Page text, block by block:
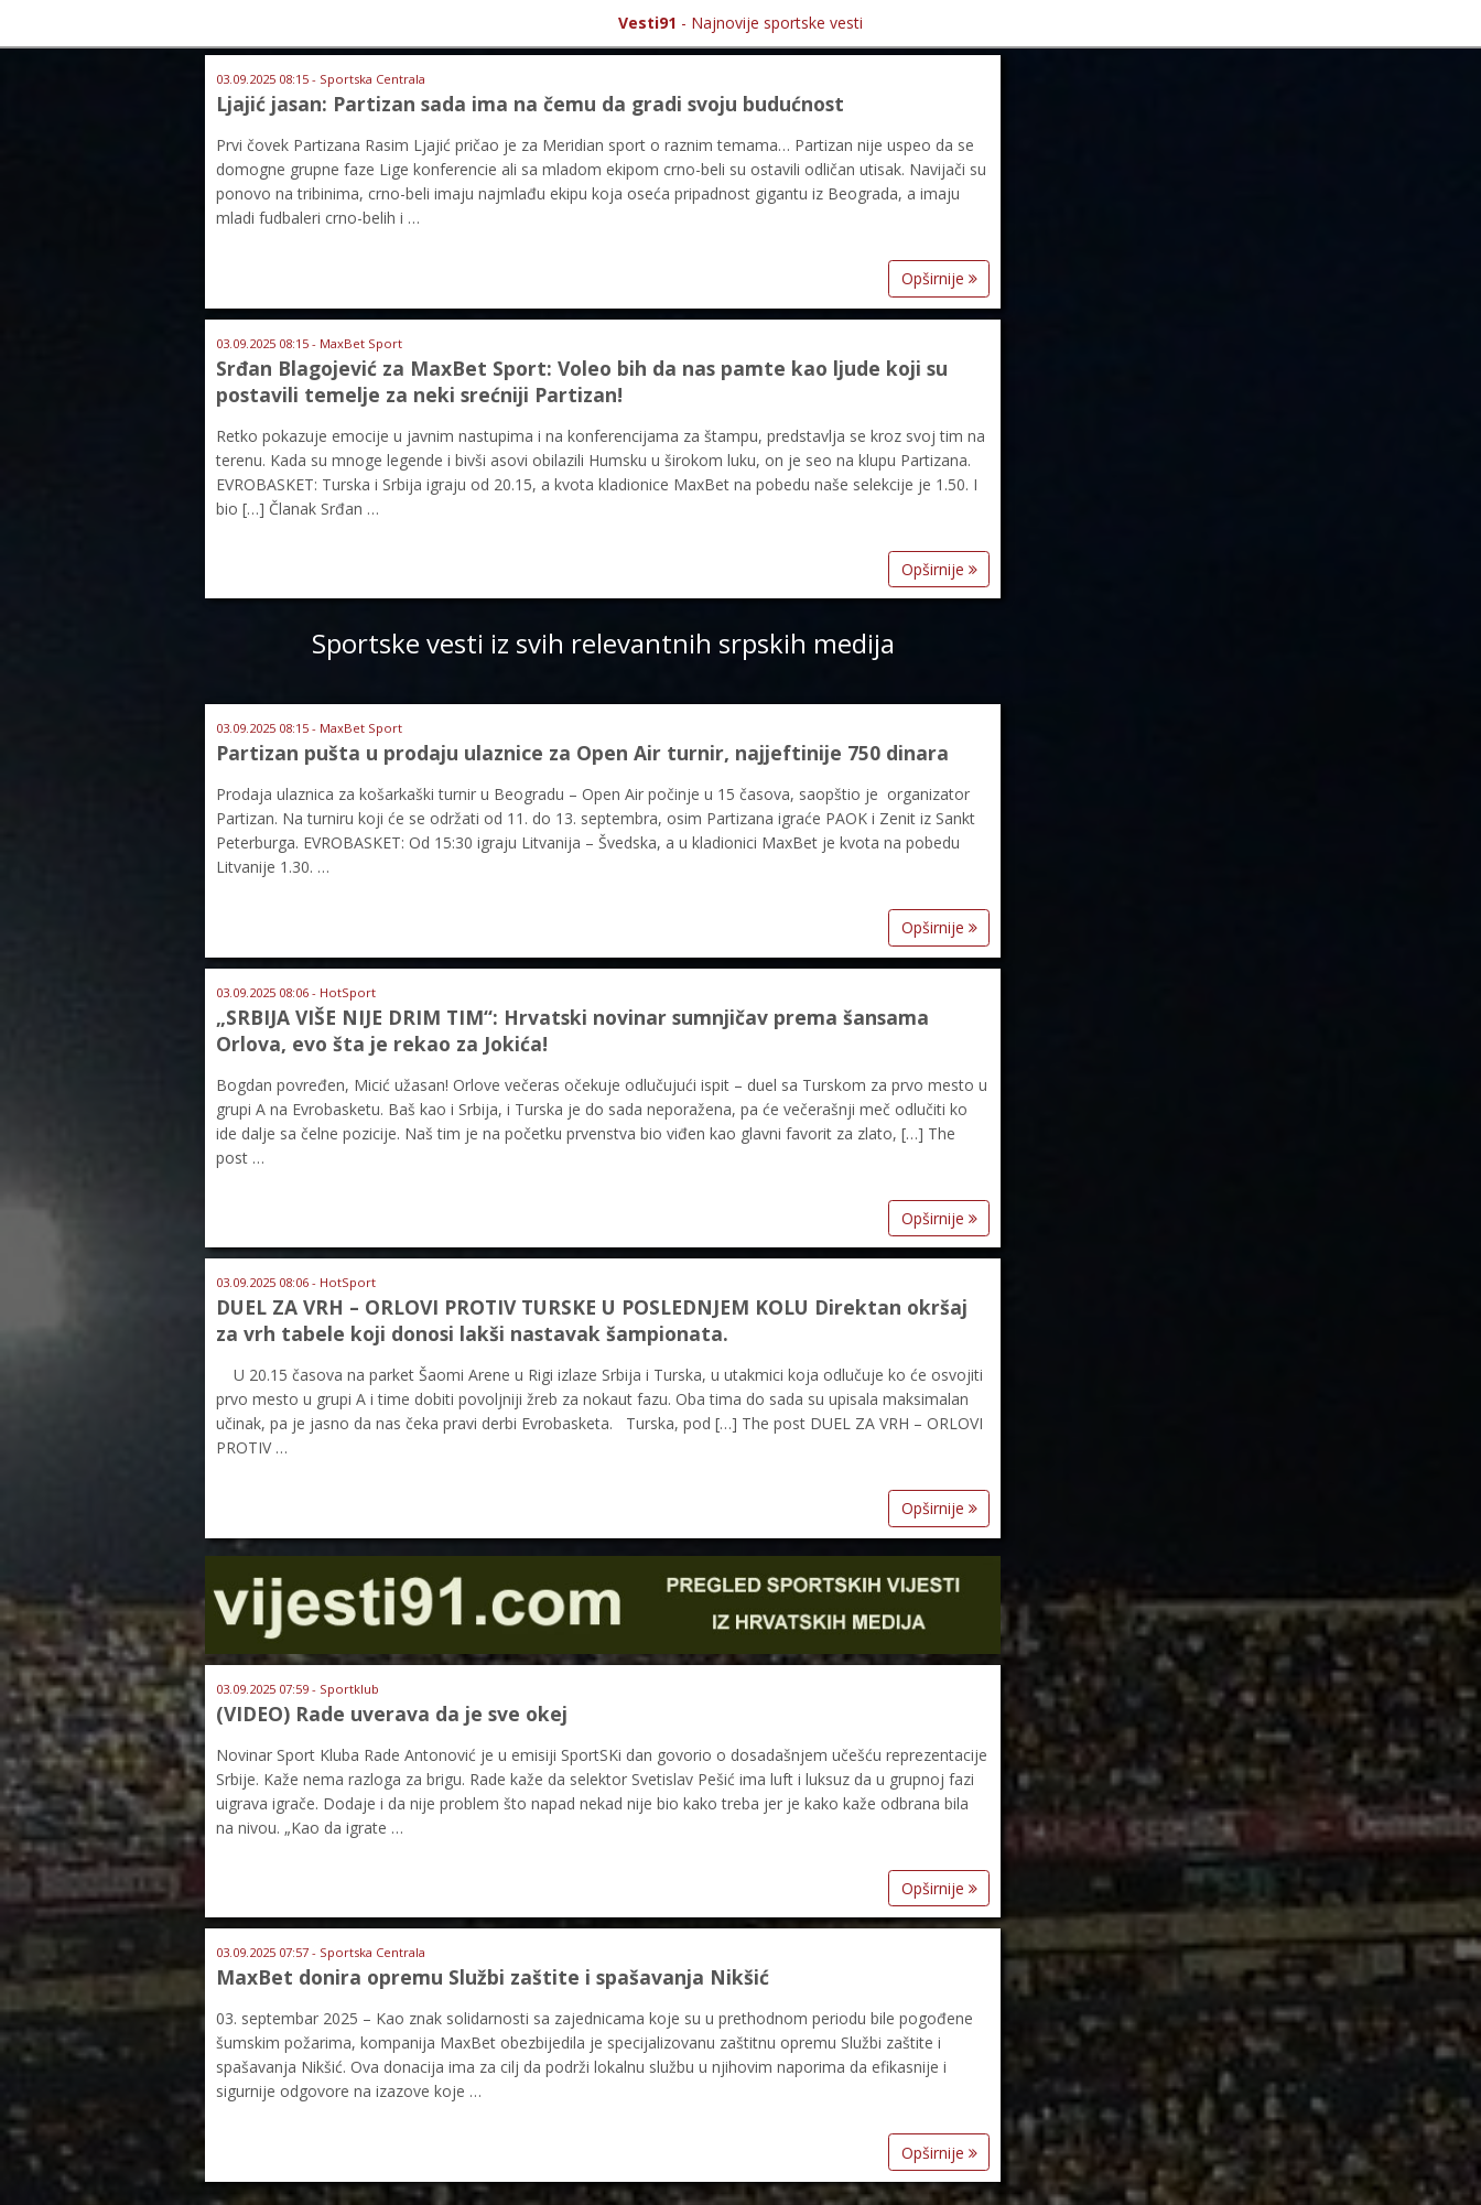
Vesti91 - Najnovije sportske vesti
03.09.2025 08:15 - Sportska Centrala
Ljajić jasan: Partizan sada ima na čemu da gradi svoju budućnost
Prvi čovek Partizana Rasim Ljajić pričao je za Meridian sport o raznim temama… Partizan nije uspeo da se
domogne grupne faze Lige konferencie ali sa mladom ekipom crno-beli su ostavili odličan utisak. Navijači su
ponovo na tribinima, crno-beli imaju najmlađu ekipu koja oseća pripadnost gigantu iz Beograda, a imaju
mladi fudbaleri crno-belih i …
Opširnije
03.09.2025 08:15 - MaxBet Sport
Srđan Blagojević za MaxBet Sport: Voleo bih da nas pamte kao ljude koji su
postavili temelje za neki srećniji Partizan!
Retko pokazuje emocije u javnim nastupima i na konferencijama za štampu, predstavlja se kroz svoj tim na
terenu. Kada su mnoge legende i bivši asovi obilazili Humsku u širokom luku, on je seo na klupu Partizana.
EVROBASKET: Turska i Srbija igraju od 20.15, a kvota kladionice MaxBet na pobedu naše selekcije je 1.50. I
bio […] Članak Srđan …
Opširnije
Sportske vesti iz svih relevantnih srpskih medija
03.09.2025 08:15 - MaxBet Sport
Partizan pušta u prodaju ulaznice za Open Air turnir, najjeftinije 750 dinara
Prodaja ulaznica za košarkaški turnir u Beogradu – Open Air počinje u 15 časova, saopštio je organizator
Partizan. Na turniru koji će se održati od 11. do 13. septembra, osim Partizana igraće PAOK i Zenit iz Sankt
Peterburga. EVROBASKET: Od 15:30 igraju Litvanija – Švedska, a u kladionici MaxBet je kvota na pobedu
Litvanije 1.30. …
Opširnije
03.09.2025 08:06 - HotSport
„SRBIJA VIŠE NIJE DRIM TIM“: Hrvatski novinar sumnjičav prema šansama
Orlova, evo šta je rekao za Jokića!
Bogdan povređen, Micić užasan! Orlove večeras očekuje odlučujući ispit – duel sa Turskom za prvo mesto u
grupi A na Evrobasketu. Baš kao i Srbija, i Turska je do sada neporažena, pa će večerašnji meč odlučiti ko
ide dalje sa čelne pozicije. Naš tim je na početku prvenstva bio viđen kao glavni favorit za zlato, […] The
post …
Opširnije
03.09.2025 08:06 - HotSport
DUEL ZA VRH – ORLOVI PROTIV TURSKE U POSLEDNJEM KOLU Direktan okršaj
za vrh tabele koji donosi lakši nastavak šampionata.
U 20.15 časova na parket Šaomi Arene u Rigi izlaze Srbija i Turska, u utakmici koja odlučuje ko će osvojiti
prvo mesto u grupi A i time dobiti povoljniji žreb za nokaut fazu. Oba tima do sada su upisala maksimalan
učinak, pa je jasno da nas čeka pravi derbi Evrobasketa. Turska, pod […] The post DUEL ZA VRH – ORLOVI
PROTIV …
Opširnije
03.09.2025 07:59 - Sportklub
(VIDEO) Rade uverava da je sve okej
Novinar Sport Kluba Rade Antonović je u emisiji SportSKi dan govorio o dosadašnjem učešću reprezentacije
Srbije. Kaže nema razloga za brigu. Rade kaže da selektor Svetislav Pešić ima luft i luksuz da u grupnoj fazi
uigrava igrače. Dodaje i da nije problem što napad nekad nije bio kako treba jer je kako kaže odbrana bila
na nivou. „Kao da igrate …
Opširnije
03.09.2025 07:57 - Sportska Centrala
MaxBet donira opremu Službi zaštite i spašavanja Nikšić
03. septembar 2025 – Kao znak solidarnosti sa zajednicama koje su u prethodnom periodu bile pogođene
šumskim požarima, kompanija MaxBet obezbijedila je specijalizovanu zaštitnu opremu Službi zaštite i
spašavanja Nikšić. Ova donacija ima za cilj da podrži lokalnu službu u njihovim naporima da efikasnije i
sigurnije odgovore na izazove koje …
Opširnije